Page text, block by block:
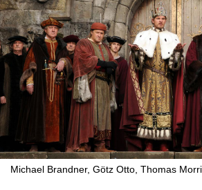
Michael Brandner, Götz Otto, Thomas